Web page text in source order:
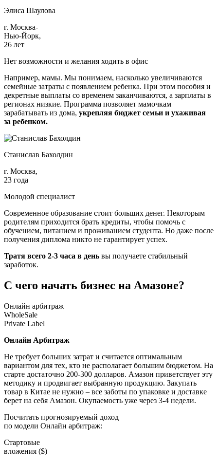
Элиса Шаулова
г. Москва-
Нью-Йорк,
26 лет
Нет возможности и желания ходить в офис
Например, мамы. Мы понимаем, насколько увеличиваются
семейные затраты с появлением ребенка. При этом пособия и
декретные выплаты со временем заканчиваются, а зарплаты в
регионах низкие. Программа позволяет мамочкам
зарабатывать из дома, укрепляя бюджет семьи и ухаживая
за ребенком.
Станислав Бахолдин
г. Москва,
23 года
Молодой специалист
Современное образование стоит больших денег. Некоторым
родителям приходится брать кредиты, чтобы помочь с
обучением, питанием и проживанием студента. Но даже после
получения диплома никто не гарантирует успех.
Тратя всего 2-3 часа в день вы получаете стабильный
заработок.
С чего начать бизнес на Амазоне?
Онлайн арбитраж
WholeSale
Private Label
Онлайн Арбитраж
Не требует больших затрат и считается оптимальным
вариантом для тех, кто не располагает большим бюджетом. На
старте достаточно 200-300 долларов. Амазон приветствует эту
методику и продвигает выбранную продукцию. Закупать
товар в Китае не нужно – все заботы по упаковке и доставке
берет на себя Амазон. Окупаемость уже через 3-4 недели.
Посчитать прогнозируемый доход
по модели Онлайн арбитраж:
Стартовые
вложения ($)